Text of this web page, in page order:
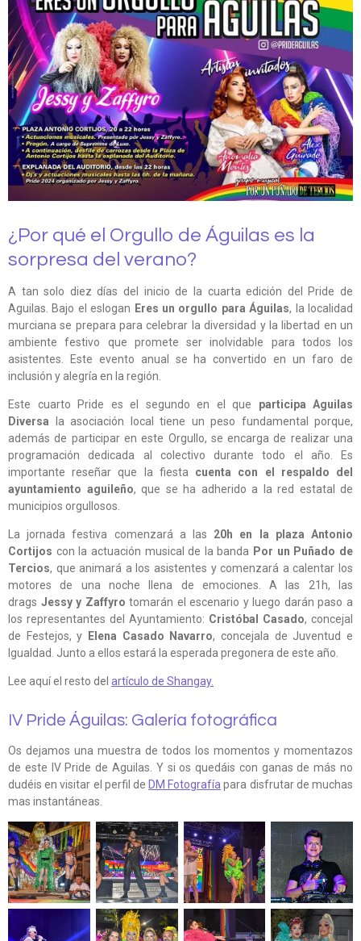
¿Por qué el Orgullo de Águilas es la
sorpresa del verano?
A tan solo diez días del inicio de la cuarta edición del Pride de
Aguilas. Bajo el eslogan Eres un orgullo para Águilas, la localidad
murciana se prepara para celebrar la diversidad y la libertad en un
ambiente festivo que promete ser inolvidable para todos los
asistentes. Este evento anual se ha convertido en un faro de
inclusión y alegría en la región.
Este cuarto Pride es el segundo en el que
participa Aguilas
Diversa
la asociación local tiene un peso fundamental porque,
además de participar en este Orgullo, se encarga de realizar una
programación dedicada al colectivo durante todo el año. Es
importante reseñar que la fiesta
cuenta con el respaldo del
ayuntamiento aguileño, que se ha adherido a la red estatal de
municipios orgullosos.
La jornada festiva comenzará a las
20h en la plaza Antonio
Cortijos con la actuación musical de la banda Por un Puñado de
Tercios, que animará a los asistentes y comenzará a calentar los
motores de una noche llena de emociones. A las 21h, las
drags Jessy y Zaffyro tomarán el escenario y luego darán paso a
los representantes del Ayuntamiento: Cristóbal Casado, concejal
de Festejos, y
Elena Casado Navarro, concejala de Juventud e
Igualdad. Junto a ellos estará la esperada pregonera de este año.
Lee aquí el resto del artículo de Shangay.
IV Pride Águilas: Galería fotográfica
Os dejamos una muestra de todos los momentos y momentazos
de este IV Pride de Aguilas. Y si os quedáis con ganas de más no
dudéis en visitar el perfil deDM Fotografía para disfrutar de muchas
mas instantáneas.